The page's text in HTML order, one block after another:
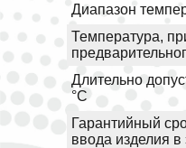
Диапазон
Температура,
Длительно
°С
Гарантийный
ввода изделия